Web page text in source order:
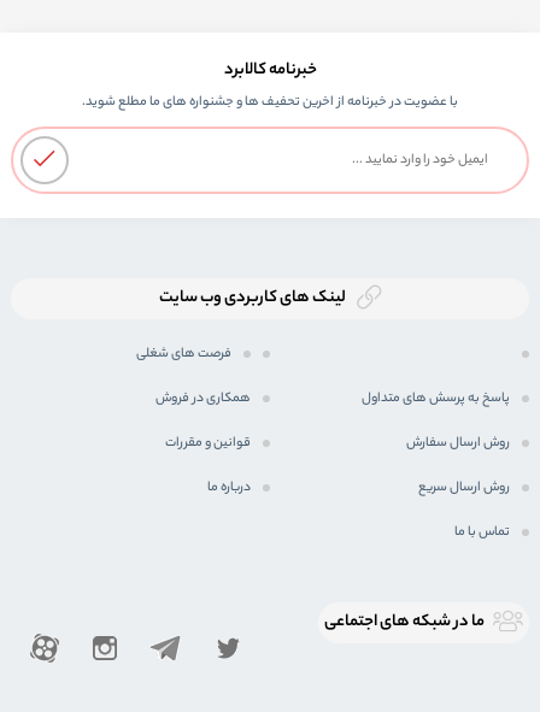
خبرنامه کالابرد
با عضویت در خبرنامه از اخرین تحفیف ها و جشنواره های ما مطلع شوید.
لینک های کاربردی وب سایت
فرصت های شغلی
پاسخ به پرسش های متداول همکاری در فروش
روش ارسال سفارش قوانین و مقررات
روش ارسال سریع درباره ما
تماس با ما
ما در شبكه های اجتماعی